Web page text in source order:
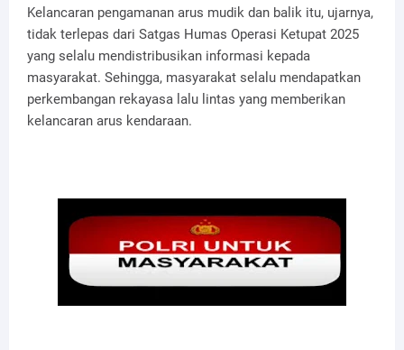
Kelancaran pengamanan arus mudik dan balik itu, ujarnya,
tidak terlepas dari Satgas Humas Operasi Ketupat 2025
yang selalu mendistribusikan informasi kepada
masyarakat. Sehingga, masyarakat selalu mendapatkan
perkembangan rekayasa lalu lintas yang memberikan
kelancaran arus kendaraan.